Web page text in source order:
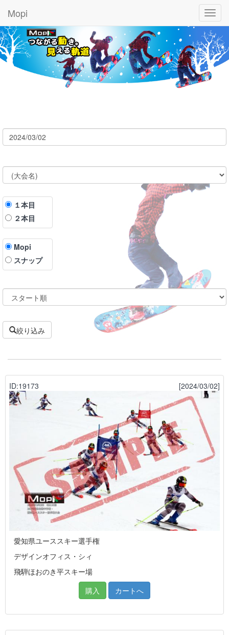
Mopi
１本目
２本目
Mopi
スナップ
絞り込み
ID:19173 [2024/03/02]
愛知県ユーススキー選手権
デザインオフィス・シィ
飛騨ほおのき平スキー場
購入
カートへ